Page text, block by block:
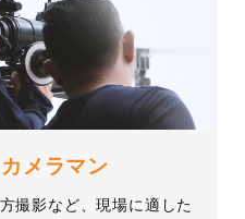
メラマン
撮影など、現場に適した